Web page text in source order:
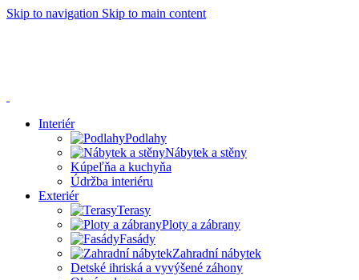
Skip to navigation Skip to main content
Interiér
Podlahy
Nábytek a stěny
Kúpeľňa a kuchyňa
Údržba interiéru
Exteriér
Terasy
Ploty a zábrany
Fasády
Zahradní nábytek
Detské ihriská a vyvýšené záhony